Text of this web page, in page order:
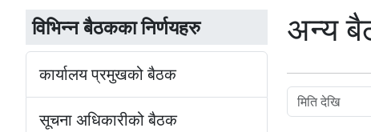
विभिन्न बैठकका निर्णयहरु
कार्यालय प्रमुखको बैठक
सूचना अधिकारीको बैठक
अन्य